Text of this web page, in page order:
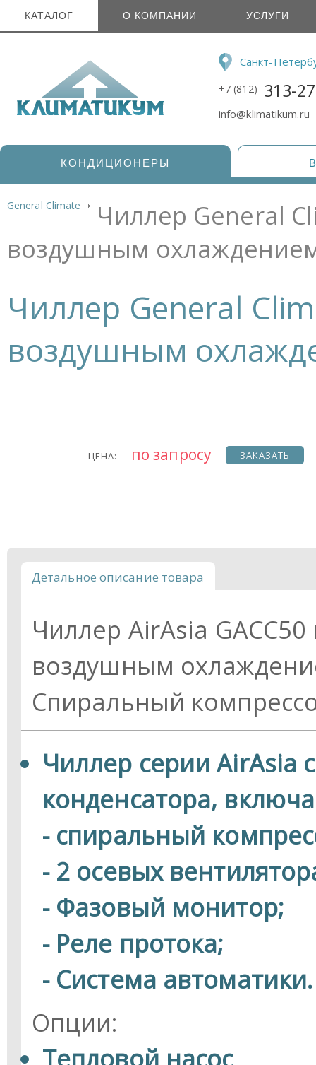
КАТАЛОГ О КОМПАНИИ УСЛУГИ
Санкт-
+7 (812) 313-
info@klimatikum.ru
КОНДИЦИОНЕРЫ
General Climate
Чиллер General
воздушным
Чиллер General
воздушным
ЦЕНА: по запросу ЗАКАЗАТЬ
Детальное описание товара
Чиллер AirAsia
воздушным
Спиральный
Чиллер серии
конденсатора,
- спиральный
- 2 осевых
- Фазовый монитор;
- Реле протока;
- Система автоматики.
Опции:
Тепловой насос